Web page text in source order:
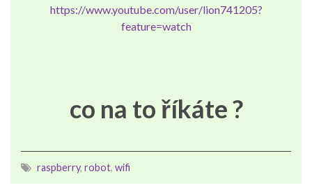
https://www.youtube.com/user/lion741205?
feature=watch
co na to říkáte ?
raspberry, robot, wifi